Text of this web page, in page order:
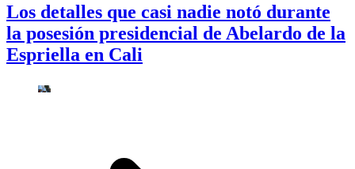
Los detalles que casi nadie notó durante
la posesión presidencial de Abelardo de la
Espriella en Cali